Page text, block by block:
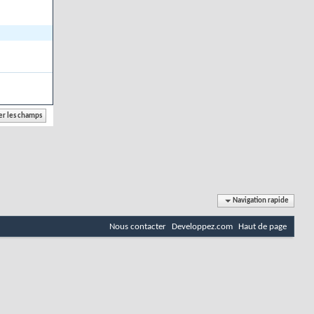
Navigation rapide
Nous contacter Developpez.com Haut de page